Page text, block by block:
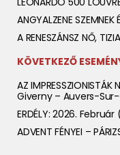
ANGYALZENE SZEMNEK
A RENESZÁNSZ NŐ,
KÖVETKEZŐ
AZ
Giverny – Auvers-
ERDÉLY: 2026.
ADVENT FÉNYEI –